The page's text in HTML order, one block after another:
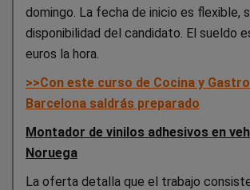
domingo. La fecha de inicio es flexible,
disponibilidad del candidato. El sueldo
euros la hora.
>>Con este curso de Cocina y
Barcelona saldrás preparado
Montador de vinilos adhesivos en
Noruega
La oferta detalla que el trabajo